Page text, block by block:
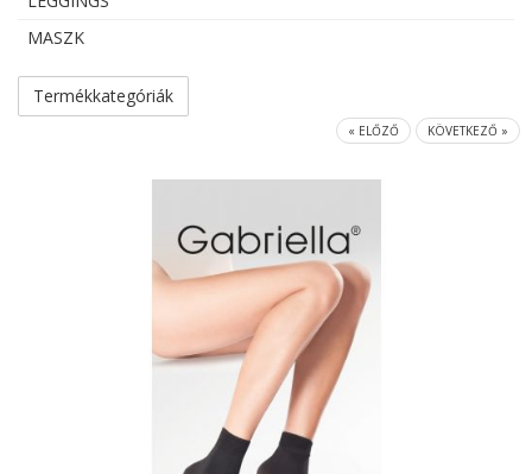
MASZK
Termékkategóriák
« ELŐZŐ KÖVETKEZŐ »